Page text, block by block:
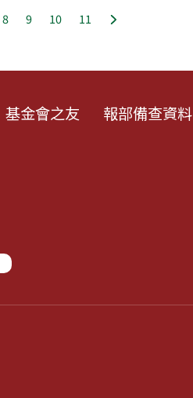
8 9 10 11
基金會之友 報部備查資料